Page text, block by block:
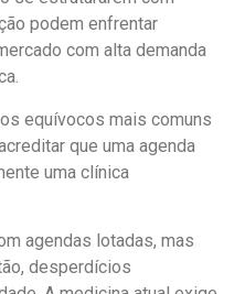
podem enfrentar
com alta demanda
equívocos mais comuns
que uma agenda
uma clínica
agendas lotadas, mas
desperdícios